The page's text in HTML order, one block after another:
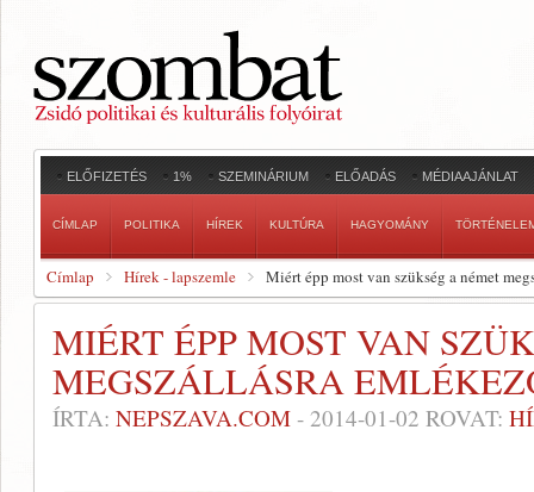
ELŐFIZETÉS 1% SZEMINÁRIUM ELŐADÁS MÉDIAAJÁNLAT
CÍMLAP POLITIKA HÍREK KULTÚRA HAGYOMÁNY
Címlap Hírek - lapszemle Miért épp most van szükség a német
MIÉRT ÉPP MOST VAN
MEGSZÁLLÁSRA
ÍRTA: NEPSZAVA.COM - 2014-01-02 ROVAT: